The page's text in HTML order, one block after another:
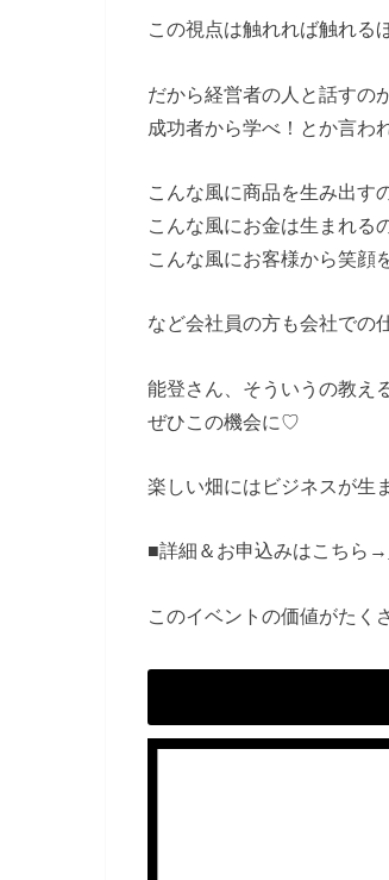
この視点は触れれば触れる
だから経営者の人と話すの
成功者から学べ！とか言わ
こんな風に商品を生み出す
こんな風にお金は生まれる
こんな風にお客様から笑顔
など会社員の方も会社での
能登さん、そういうの教え
ぜひこの機会に♡
楽しい畑にはビジネスが生
■詳細＆お申込みはこちら→
このイベントの価値がたく